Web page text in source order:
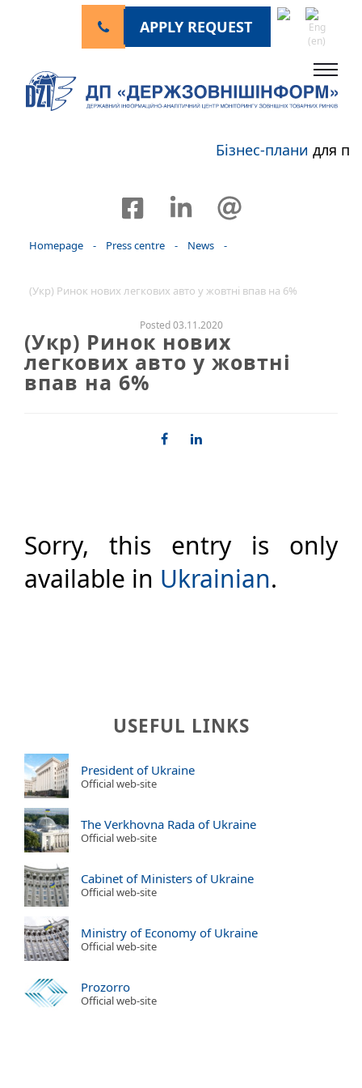
APPLY REQUEST
Бізнес-планидля
Homepage - Press centre - News -
(Укр) Ринок нових легкових авто у жовтні впав на 6%
Posted 03.11.2020
(Укр) Ринок нових
легкових авто у жовтні
впав на 6%
Sorry, this entry is only
available in Ukrainian.
USEFUL LINKS
President of Ukraine
Official web-site
The Verkhovna Rada of Ukraine
Official web-site
Cabinet of Ministers of Ukraine
Official web-site
Ministry of Economy of Ukraine
Official web-site
Prozorro
Official web-site